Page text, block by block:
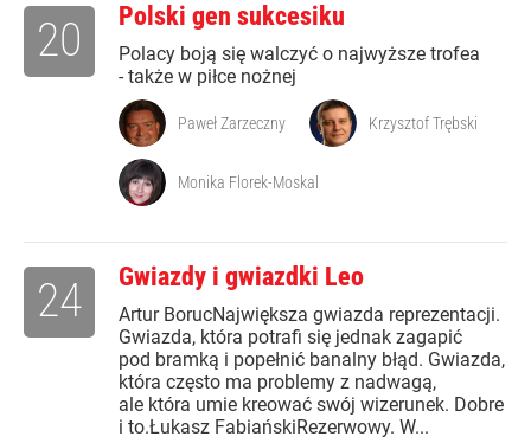
Polski gen sukcesiku
Polacy boją się walczyć o najwyższe trofea
- także w piłce nożnej
20
Paweł Zarzeczny Krzysztof Trębski
Monika Florek-Moskal
Gwiazdy i gwiazdki Leo
Artur BorucNajwiększa gwiazda reprezentacji.
Gwiazda, która potrafi się jednak zagapić
pod bramką i popełnić banalny błąd. Gwiazda,
która często ma problemy z nadwagą,
ale która umie kreować swój wizerunek. Dobre
i to.Łukasz FabiańskiRezerwowy. W...
24